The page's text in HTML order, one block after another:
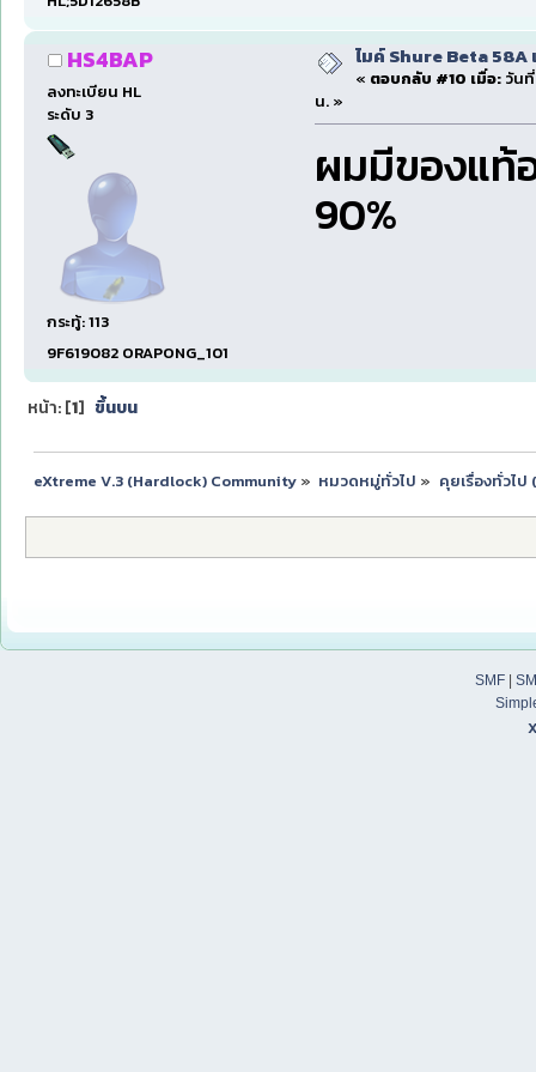
HS4BAP
ลงทะเบียน HL
ระดับ 3
กระทู้: 113
9F619082 ORAPONG_101
ไมค์ Shure Beta
« ตอบกลับ #10 เมื่อ:วันที่
น. »
ผมมีของแท้
90%
หน้า: [1] ขึ้นบน
eXtreme V.3 (Hardlock) Community» หมวดหมู่ทั่วไป » คุยเรื่องทั่วไป
SMF|